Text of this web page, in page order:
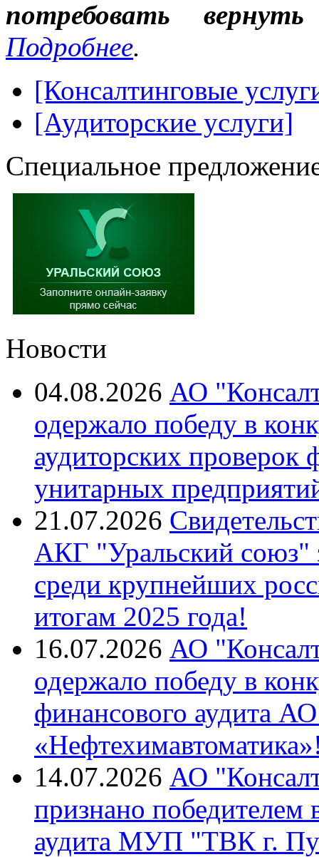
потребовать
Подробнее.
[Консалтинговые
[Аудиторские услуги]
Специальное
Новости
04.08.2026 АО
одержало победу в
аудиторских проверок
унитарных
21.07.2026
АКГ "Уральский союз"
среди крупнейших
итогам 2025 года!
16.07.2026 АО
одержало победу в
финансового аудита
14.07.2026 АО
признано победителем
аудита МУП "ТВК г.